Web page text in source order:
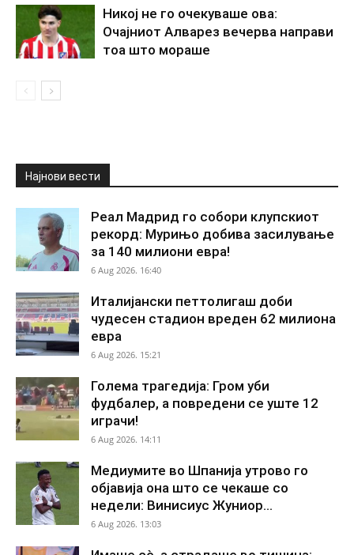
Никој не го очекуваше ова:
Очајниот Алварез вечерва направи
тоа што мораше
Најнови вести
Реал Мадрид го собори клупскиот
рекорд: Мурињо добива засилување
за 140 милиони евра!
6 Aug 2026. 16:40
Италијански петтолигаш доби
чудесен стадион вреден 62 милиона
евра
6 Aug 2026. 15:21
Голема трагедија: Гром уби
фудбалер, а повредени се уште 12
играчи!
6 Aug 2026. 14:11
Медиумите во Шпанија утрово го
објавија она што се чекаше со
недели: Винисиус Жуниор...
6 Aug 2026. 13:03